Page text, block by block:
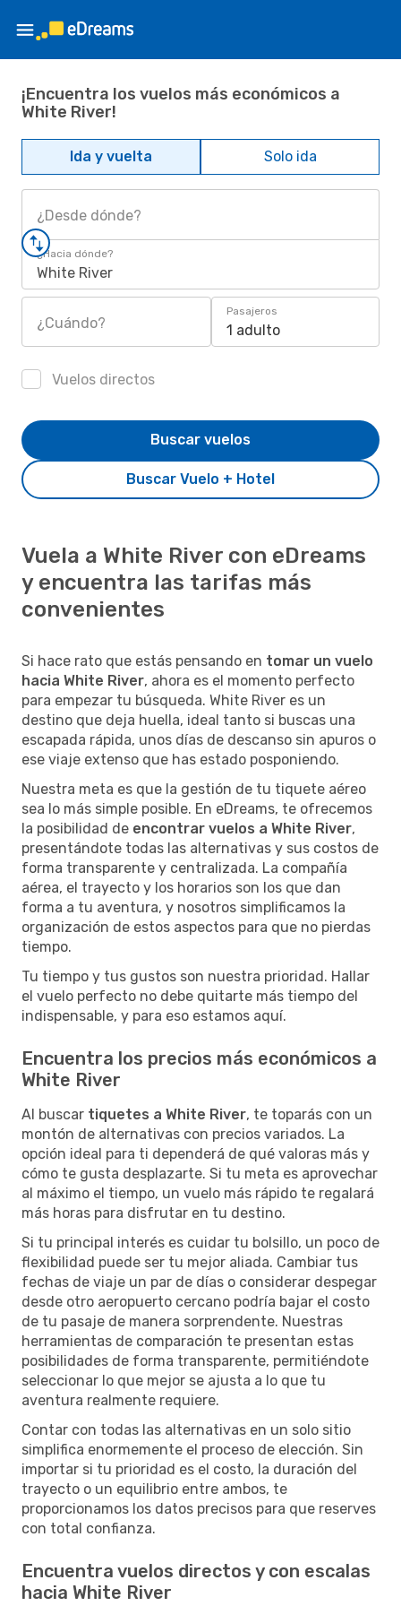
¡Encuentra los vuelos más económicos a
White River!
Ida y vuelta Solo ida
¿Desde dónde?
¿Hacia dónde?
White River
¿Cuándo?
Pasajeros
1 adulto
Vuelos directos
Buscar Vuelo + Hotel
Buscar vuelos
Vuela a White River con eDreams
y encuentra las tarifas más
convenientes
Si hace rato que estás pensando en tomar un vuelo
hacia White River, ahora es el momento perfecto
para empezar tu búsqueda. White River es un
destino que deja huella, ideal tanto si buscas una
escapada rápida, unos días de descanso sin apuros o
ese viaje extenso que has estado posponiendo.
Nuestra meta es que la gestión de tu tiquete aéreo
sea lo más simple posible. En eDreams, te ofrecemos
la posibilidad de encontrar vuelos a White River,
presentándote todas las alternativas y sus costos de
forma transparente y centralizada. La compañía
aérea, el trayecto y los horarios son los que dan
forma a tu aventura, y nosotros simplificamos la
organización de estos aspectos para que no pierdas
tiempo.
Tu tiempo y tus gustos son nuestra prioridad. Hallar
el vuelo perfecto no debe quitarte más tiempo del
indispensable, y para eso estamos aquí.
Encuentra los precios más económicos a
White River
Al buscar tiquetes a White River, te toparás con un
montón de alternativas con precios variados. La
opción ideal para ti dependerá de qué valoras más y
cómo te gusta desplazarte. Si tu meta es aprovechar
al máximo el tiempo, un vuelo más rápido te regalará
más horas para disfrutar en tu destino.
Si tu principal interés es cuidar tu bolsillo, un poco de
flexibilidad puede ser tu mejor aliada. Cambiar tus
fechas de viaje un par de días o considerar despegar
desde otro aeropuerto cercano podría bajar el costo
de tu pasaje de manera sorprendente. Nuestras
herramientas de comparación te presentan estas
posibilidades de forma transparente, permitiéndote
seleccionar lo que mejor se ajusta a lo que tu
aventura realmente requiere.
Contar con todas las alternativas en un solo sitio
simplifica enormemente el proceso de elección. Sin
importar si tu prioridad es el costo, la duración del
trayecto o un equilibrio entre ambos, te
proporcionamos los datos precisos para que reserves
con total confianza.
Encuentra vuelos directos y con escalas
hacia White River